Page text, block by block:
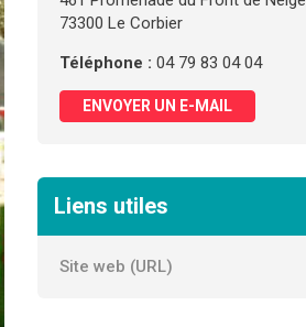
73300 Le Corbier
Téléphone : 04 79 83 04 04
ENVOYER UN E-MAIL
Liens utiles
Site web (URL)